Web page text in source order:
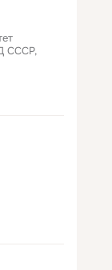
СССР,